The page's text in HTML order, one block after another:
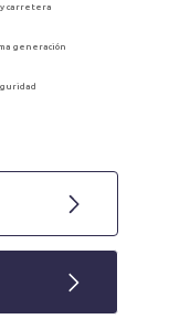
carretera
generación